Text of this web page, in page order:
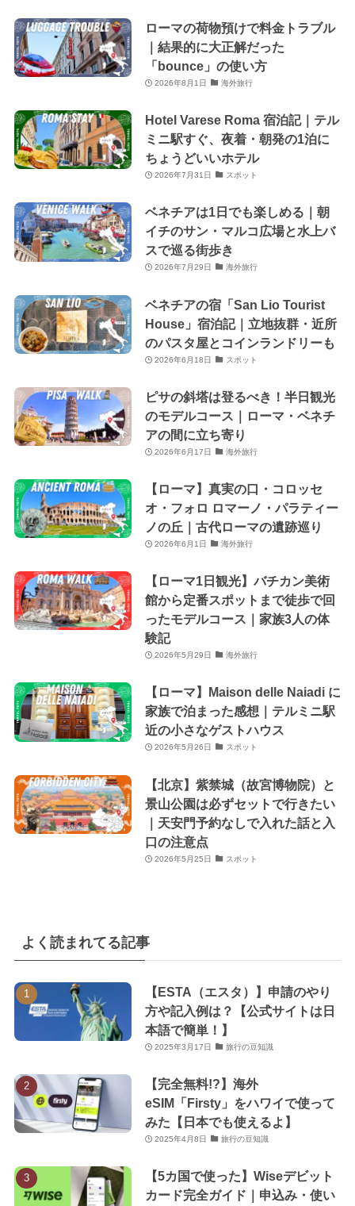
ローマの荷物預けで料金トラブル
｜結果的に大正解だった
「bounce」の使い方
2026年8月1日 海外旅行
Hotel Varese Roma 宿泊記｜テル
ミニ駅すぐ、夜着・朝発の1泊に
ちょうどいいホテル
2026年7月31日 スポット
ベネチアは1日でも楽しめる｜朝
イチのサン・マルコ広場と水上バ
スで巡る街歩き
2026年7月29日 海外旅行
ベネチアの宿「San Lio Tourist
House」宿泊記｜立地抜群・近所
のパスタ屋とコインランドリーも
2026年6月18日 スポット
ピサの斜塔は登るべき！半日観光
のモデルコース｜ローマ・ベネチ
アの間に立ち寄り
2026年6月17日 海外旅行
【ローマ】真実の口・コロッセ
オ・フォロ ロマーノ・パラティー
ノの丘｜古代ローマの遺跡巡り
2026年6月1日 海外旅行
【ローマ1日観光】バチカン美術
館から定番スポットまで徒歩で回
ったモデルコース｜家族3人の体
験記
2026年5月29日 海外旅行
【ローマ】Maison delle Naiadi に
家族で泊まった感想｜テルミニ駅
近の小さなゲストハウス
2026年5月26日 スポット
【北京】紫禁城（故宮博物院）と
景山公園は必ずセットで行きたい
｜天安門予約なしで入れた話と入
口の注意点
2026年5月25日 スポット
よく読まれてる記事
【ESTA（エスタ）】申請のやり
方や記入例は？【公式サイトは日
本語で簡単！】
2025年3月17日 旅行の豆知識
【完全無料!?】海外
eSIM「Firsty」をハワイで使って
みた【日本でも使えるよ】
2025年4月8日 旅行の豆知識
【5カ国で使った】Wiseデビット
カード完全ガイド｜申込み・使い